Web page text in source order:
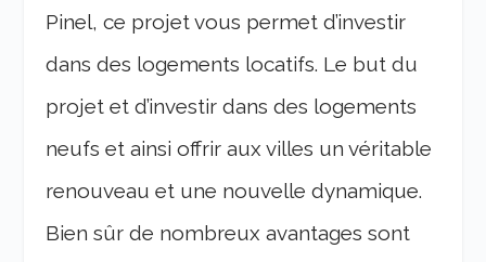
Pinel, ce projet vous permet d’investir
dans des logements locatifs. Le but du
projet et d’investir dans des logements
neufs et ainsi offrir aux villes un véritable
renouveau et une nouvelle dynamique.
Bien sûr de nombreux avantages sont